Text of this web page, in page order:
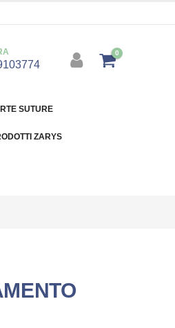
0
SUTURE
ZARYS